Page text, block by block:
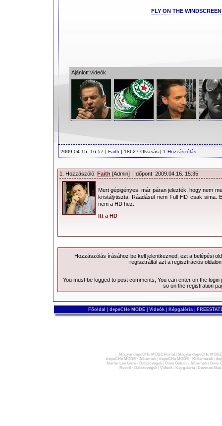
FLY ON THE
Ajánlott videók
2009.04.15. 16:57 | Faith | 18627 Olvasás | 1 Hozzászólás
1. Hozzászóló: Faith [Admin] | Időpont: 2009.04.16. 15:35
Mert gépigényes, már páran jelezték, hogy nem
kristálytiszta. Ráadásul nem Full HD csak sima.
nem a HD hez.
Itt a HD
Hozzászólás írásához be kell jelentkezned, ezt a belépési
regisztráltál azt a regisztrációs
You must be logged to post comments, You can enter on the login
so on the registration
Főoldal depeCHe MODE Videók Képgaléria
Magyar depeCHe MODE Portál
Magyar depeCHe
depeCHe MODE - Albumok| depeCHe MODE - Kislemezek|
Martin Lee Gore - Dalszövegek| Dave Gahan - Albumok|
Dave
Recoil - Dalszövegek| Videók| Képgaléria| Devotee Map